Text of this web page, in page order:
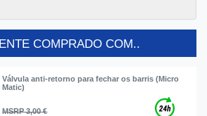
COMPRADO COM..
Válvula anti-retorno para fechar os barris (Micro
Matic)
MSRP 3,00 €